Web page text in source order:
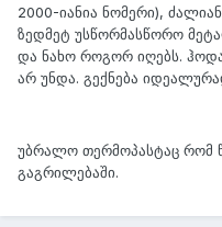
2000-იანია ნომერი),
ზედმეტ უსწორმასწორო
და ნახო როგორ იღებს.
არ უნდა. გექნება
უბრალო თერმოპასტაც რომ
გაგრილებაში.